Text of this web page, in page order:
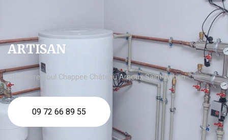
ARTISAN
chaudière fioul Chappee Château Arnoux Saint Auban
09 72 66 89 55